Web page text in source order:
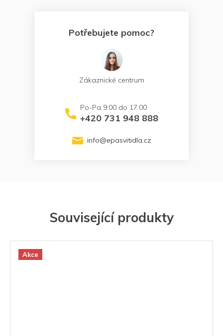
Související produkty
Akce
Potřebujete pomoc?
Zákaznické centrum
+420 731 948 888
info@epasvitidla.cz